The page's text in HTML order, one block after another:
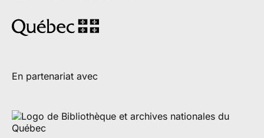
En partenariat avec